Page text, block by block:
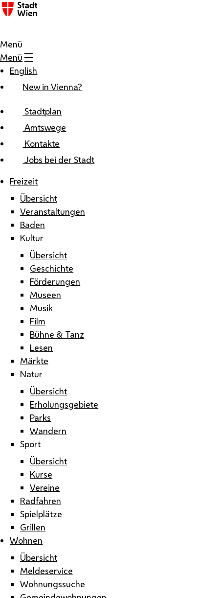
Zum Inhalt
Menü
Menü
English
New in Vienna?
Stadtplan
Amtswege
Kontakte
Jobs bei der Stadt
Freizeit
Übersicht
Veranstaltungen
Baden
Kultur
Übersicht
Geschichte
Förderungen
Museen
Musik
Film
Bühne & Tanz
Lesen
Märkte
Natur
Übersicht
Erholungsgebiete
Parks
Wandern
Sport
Übersicht
Kurse
Vereine
Radfahren
Spielplätze
Grillen
Wohnen
Übersicht
Meldeservice
Wohnungssuche